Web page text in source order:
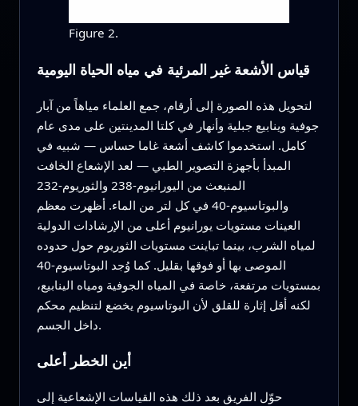
Figure 2.
قياس الأشعة غير المرئية في مياه الحياة اليومية
لتحويل هذه الصورة إلى أرقام، جمع العلماء مياهاً من آبار
جوفية وينابيع جبلية وأنهار في كلتا المدينتين على مدى عام
كامل. استخدموا كاشف أشعة غاما حساس — شبيه في
المبدأ بأجهزة التصوير الطبي — لعد الإشعاع الخافت
المنبعث من اليورانيوم-238 والثوريوم-232
والبوتاسيوم-40 في كل لتر من الماء. أظهرت معظم
العينات مستويات يورانيوم أعلى من الإرشادات الدولية
لمياه الشرب، بينما تباينت مستويات الثوريوم حول حدوده
الموصى بها أو فوقها بقليل. كما وُجد البوتاسيوم-40
بمستويات مرتفعة، خاصة في المياه الجوفية ومياه الينابيع،
لكنه أقل إثارة للقلق لأن البوتاسيوم يخضع لتنظيم محكم
داخل الجسم.
أين الخطر أعلى
حوّل الفريق بعد ذلك هذه القياسات الإشعاعية إلى